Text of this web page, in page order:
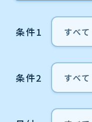
条件1
条件2